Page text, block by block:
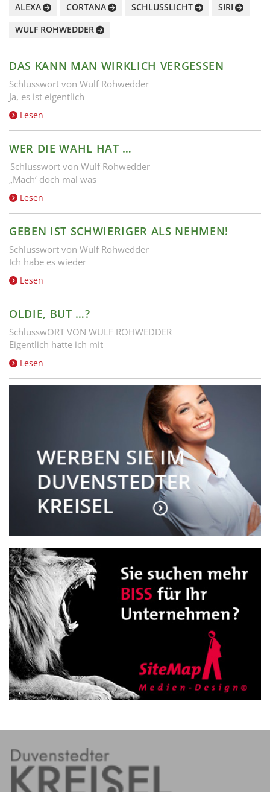
ALEXA CORTANA SCHLUSSLICHT
SIRI
WULF ROHWEDDER
DAS KANN MAN WIRKLICH VERGESSEN
Schlusswort von Wulf Rohwedder
Ja, es ist eigentlich
Lesen
WER DIE WAHL HAT …
Schlusswort von Wulf Rohwedder
„Mach‘ doch mal was
Lesen
GEBEN IST SCHWIERIGER ALS NEHMEN!
Schlusswort von Wulf Rohwedder
Ich habe es wieder
Lesen
OLDIE, BUT …?
SchlusswORT VON WULF ROHWEDDER
Eigentlich hatte ich mit
Lesen